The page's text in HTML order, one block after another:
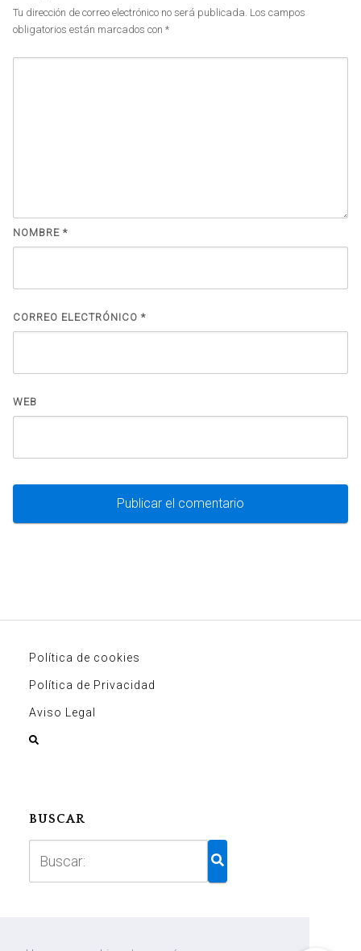
Tu dirección de correo electrónico no será publicada. Los campos
obligatorios están marcados con *
NOMBRE *
CORREO ELECTRÓNICO *
WEB
Política de cookies
Política de Privacidad
Aviso Legal
BUSCAR